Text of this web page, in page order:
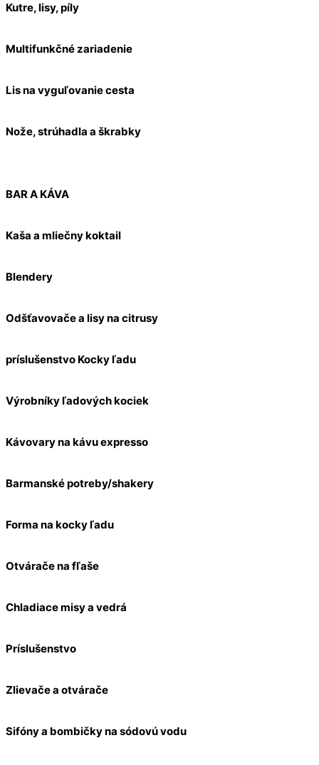
Kutre, lisy, píly
Multifunkčné zariadenie
Lis na vyguľovanie cesta
Nože, strúhadla a škrabky
BAR A KÁVA
Kaša a mliečny koktail
Blendery
Odšťavovače a lisy na citrusy
príslušenstvo Kocky ľadu
Výrobníky ľadových kociek
Kávovary na kávu expresso
Barmanské potreby/shakery
Forma na kocky ľadu
Otvárače na fľaše
Chladiace misy a vedrá
Príslušenstvo
Zlievače a otvárače
Sifóny a bombičky na sódovú vodu